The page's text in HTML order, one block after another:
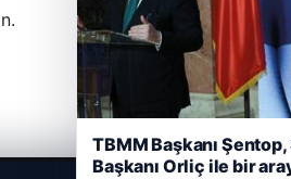
TBMM Başkanı
Başkanı Orliç ile bir